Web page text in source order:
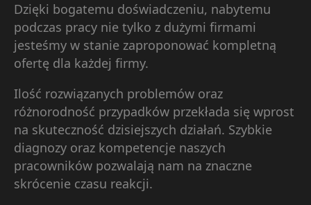
Dzięki bogatemu doświadczeniu, nabytemu
podczas pracy nie tylko z dużymi firmami
jesteśmy w stanie zaproponować kompletną
ofertę dla każdej firmy.
Ilość rozwiązanych problemów oraz
różnorodność przypadków przekłada się wprost
na skuteczność dzisiejszych działań. Szybkie
diagnozy oraz kompetencje naszych
pracowników pozwalają nam na znaczne
skrócenie czasu reakcji.